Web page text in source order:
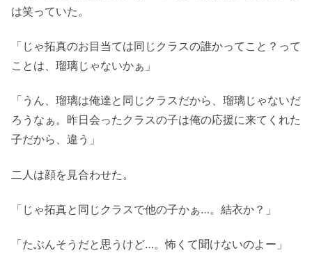
は笑っていた。
「じゃ拓真のお目当ては同じクラスの誰かってこと？って
ことは、瑠璃じゃないかぁ」
「うん、瑠璃は俺達と同じクラスだから、瑠璃じゃないだ
ろうなぁ。昨日会ったクラスの子は俺の応援に来てくれた
子だから、違う」
二人は顔を見合わせた。
「じゃ拓真と同じクラスで他の子かぁ…。結衣か？」
「たぶんそうだと思うけど…。怖くて聞けないのよー」